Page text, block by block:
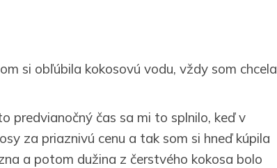
si obľúbila kokosovú vodu, vždy som chcela
predvianočný čas sa mi to splnilo, keď v
za priaznivú cenu a tak som si hneď kúpila
a potom dužina z čerstvého kokosa bolo